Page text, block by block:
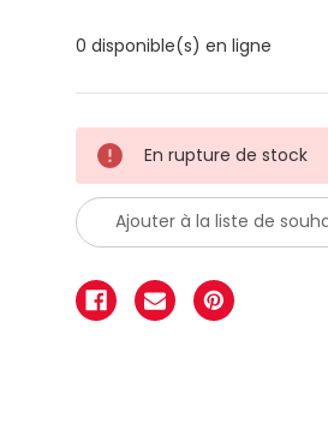
0 disponible(s) en ligne
En rupture de stock
Ajouter à la liste de